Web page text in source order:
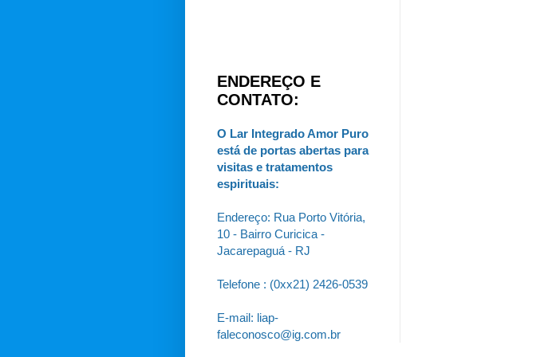
ENDEREÇO E
CONTATO:
O Lar Integrado Amor Puro
está de portas abertas para
visitas e tratamentos
espirituais:
Endereço: Rua Porto Vitória,
10 - Bairro Curicica -
Jacarepaguá - RJ
Telefone : (0xx21) 2426-0539
E-mail: liap-
faleconosco@ig.com.br